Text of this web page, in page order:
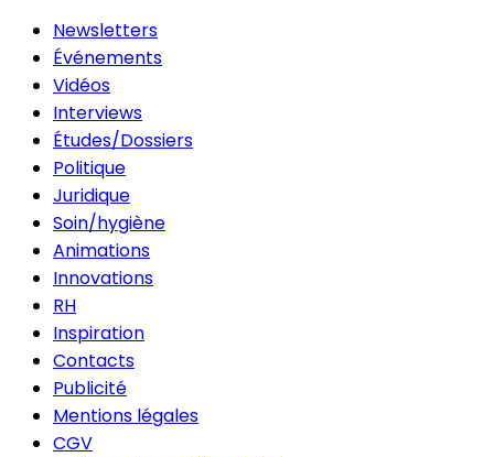
Newsletters
Événements
Vidéos
Interviews
Études/Dossiers
Politique
Juridique
Soin/hygiène
Animations
Innovations
RH
Inspiration
Contacts
Publicité
Mentions légales
CGV